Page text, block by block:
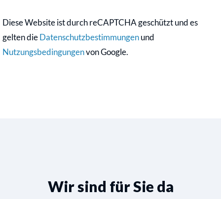
Diese Website ist durch reCAPTCHA geschützt und es
gelten die Datenschutzbestimmungenund
Nutzungsbedingungenvon Google.
Wir sind für Sie da